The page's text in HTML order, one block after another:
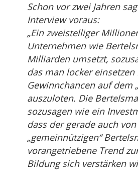
Schon vor zwei Jahren
Interview voraus:
„Ein zweistelliger
Unternehmen wie
Milliarden umsetzt,
das man locker einsetzen
Gewinnchancen auf dem
auszuloten. Die
sozusagen wie ein
dass der gerade auch
„gemeinnützigen“
vorangetriebene Trend
Bildung sich verstärken